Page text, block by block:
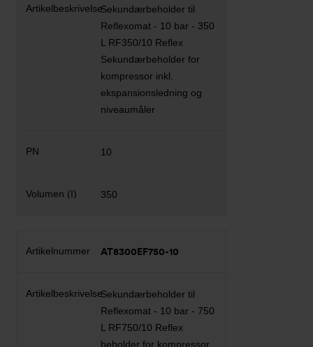
Sekundærbeholder til
Reflexomat - 10 bar - 350
L RF350/10 Reflex
Sekundærbeholder for
kompressor inkl.
ekspansionsledning og
niveaumåler
10
350
AT8300EF750-10
Sekundærbeholder til
Reflexomat - 10 bar - 750
L RF750/10 Reflex
beholder for kompressor